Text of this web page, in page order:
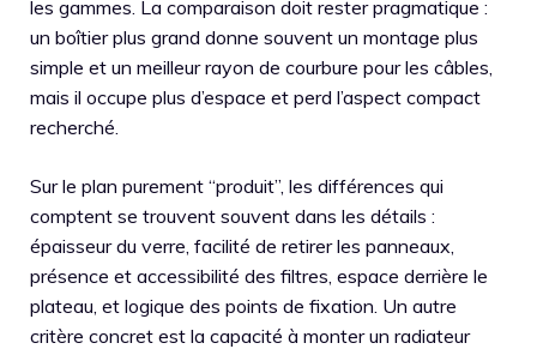
les gammes. La comparaison doit rester pragmatique :
un boîtier plus grand donne souvent un montage plus
simple et un meilleur rayon de courbure pour les câbles,
mais il occupe plus d’espace et perd l’aspect compact
recherché.
Sur le plan purement “produit”, les différences qui
comptent se trouvent souvent dans les détails :
épaisseur du verre, facilité de retirer les panneaux,
présence et accessibilité des filtres, espace derrière le
plateau, et logique des points de fixation. Un autre
critère concret est la capacité à monter un radiateur